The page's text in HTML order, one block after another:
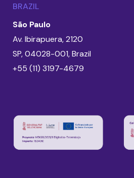
BRAZIL
São Paulo
Av. Ibirapuera, 2120
SP, 04028-001, Brazil
+55 (11) 3197-4679